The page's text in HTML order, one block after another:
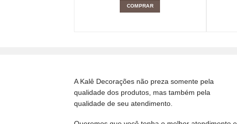
COMPRAR
A Kalê Decorações não preza somente pela
qualidade dos produtos, mas também pela
qualidade de seu atendimento.